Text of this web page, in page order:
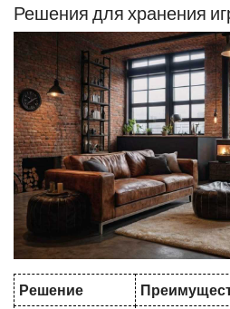
Решения для хранения
Решение